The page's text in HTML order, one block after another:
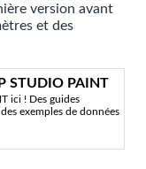
version avant
et des
STUDIO PAINT
ici ! Des guides
exemples de données